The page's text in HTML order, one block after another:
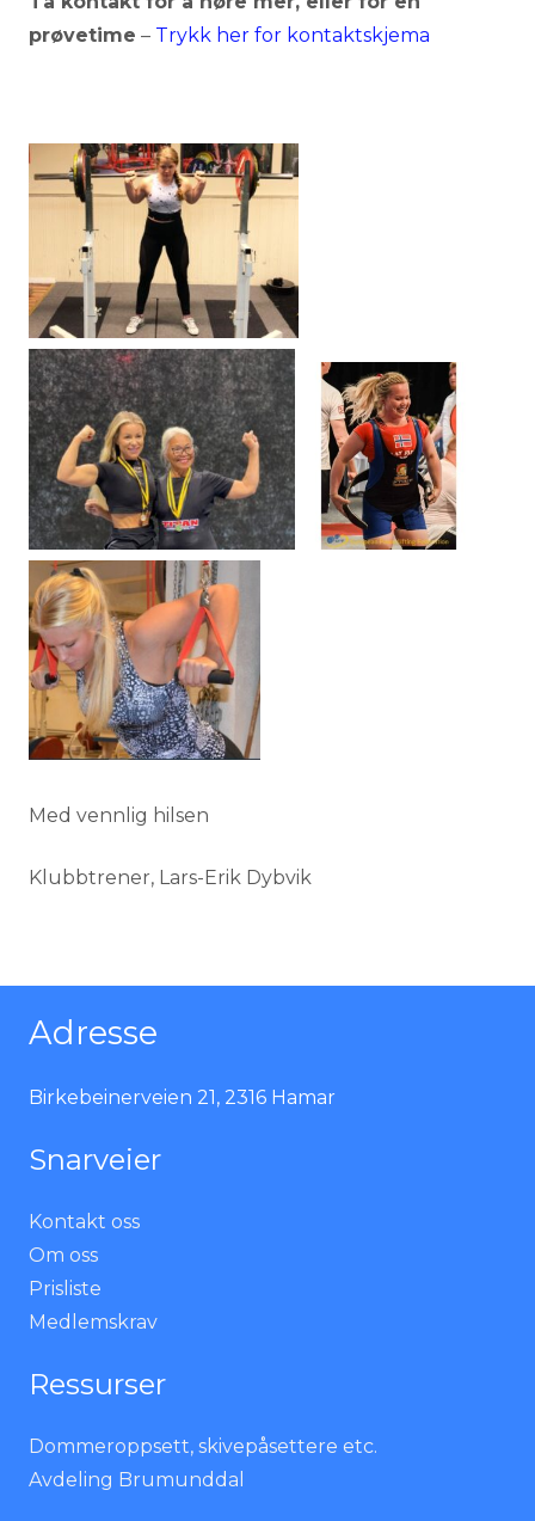
prøvetime – Trykk her for kontaktskjema
Med vennlig hilsen
Klubbtrener, Lars-Erik Dybvik
Adresse
Birkebeinerveien 21, 2316 Hamar
Snarveier
Kontakt oss
Om oss
Prisliste
Medlemskrav
Ressurser
Dommeroppsett, skivepåsettere etc.
Avdeling Brumunddal